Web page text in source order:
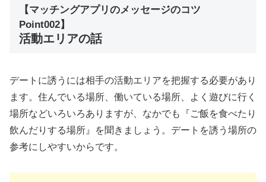
【マッチングアプリのメッセージのコツ
Point002】
活動エリアの話
デートに誘うには相手の活動エリアを把握する必要があり
ます。住んでいる場所、働いている場所、よく遊びに行く
場所などいろいろありますが、なかでも『ご飯を食べたり
飲んだりする場所』を聞きましょう。デートを誘う場所の
参考にしやすいからです。